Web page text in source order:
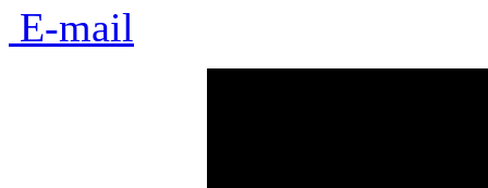
E-mail